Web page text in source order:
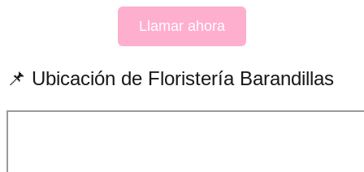
Llamar ahora
📌 Ubicación de Floristería Barandillas